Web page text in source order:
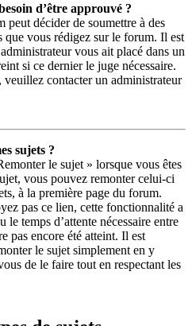
d’être approuvé ?
peut décider de soumettre à des
que vous rédigez sur le forum. Il est
vous ait placé dans un
si ce dernier le juge nécessaire.
contacter un administrateur
sujets ?
le sujet » lorsque vous êtes
vous pouvez remonter celui-ci
à la première page du forum.
pas ce lien, cette fonctionnalité a
le temps d’attente nécessaire entre
pas encore été atteint. Il est
le sujet simplement en y
de le faire tout en respectant les